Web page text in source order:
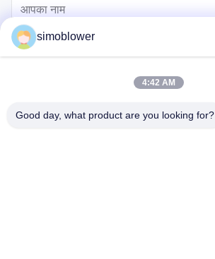
simoblower
4:42 AM
Good day, what product are you looking for?